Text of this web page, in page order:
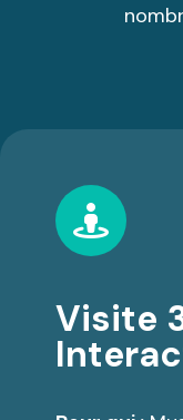
Visite